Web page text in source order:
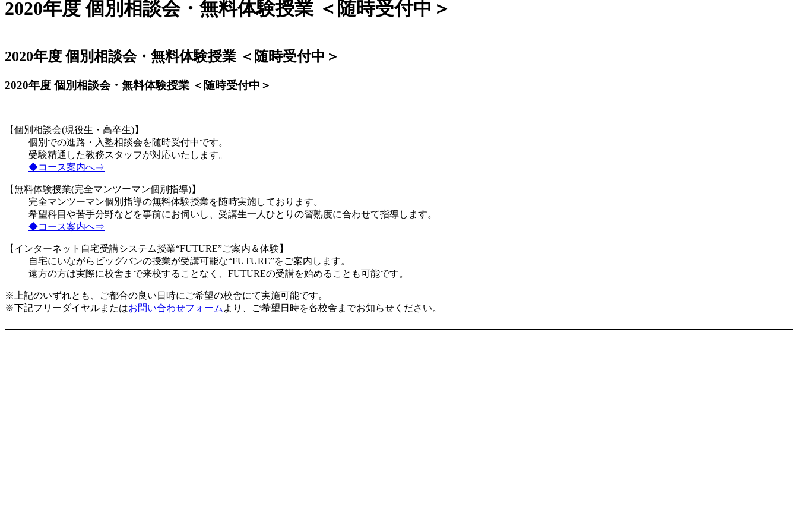
容
キ
ッ
2020年度 個別相談会・無料体験授業 ＜随時受付中＞
2020年度 個別相談会・無料体験授業 ＜随時受付中＞
2020年度 個別相談会・無料体験授業 ＜随時受付中＞
【個別相談会(現役生・高卒生)】​
​個別での進路・入塾相談会を随時受付中です。
受験精通した教務スタッフが対応いたします。
◆コース案内へ⇒
【無料体験授業(完全マンツーマン個別指導)】​
​完全マンツーマン個別指導の無料体験授業を随時実施しております。
希望科目や苦手分野などを事前にお伺いし、受講生一人ひとりの習熟度に合わせて指導します。
◆コース案内へ⇒
【インターネット自宅受講システム授業“FUTURE”ご案内＆体験】​
​自宅にいながらビッグバンの授業が受講可能な“FUTURE”をご案内します。
遠方の方は実際に校舎まで来校することなく、FUTUREの受講を始めることも可能です。
※上記のいずれとも、ご都合の良い日時にご希望の校舎にて実施可能です。
※下記フリーダイヤルまたはお問い合わせフォームより、ご希望日時を各校舎までお知らせください。​​​